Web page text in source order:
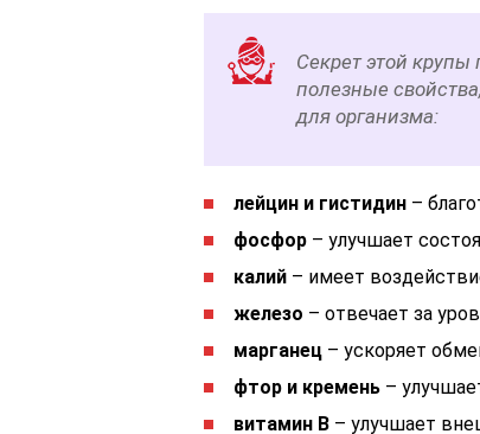
Секрет этой
полезные
для организма:
лейцин и гистидин –
фосфор – улучшает
калий – имеет
железо – отвечает за
марганец – ускоряет
фтор и кремень –
витамин B – улучшает